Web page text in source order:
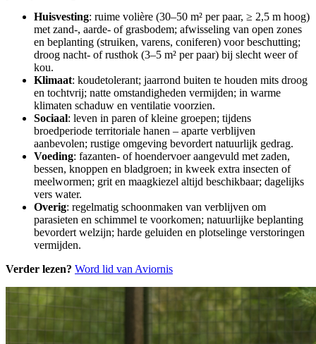
Huisvesting: ruime volière (30–50 m² per paar, ≥ 2,5 m hoog)
met zand-, aarde- of grasbodem; afwisseling van open zones
en beplanting (struiken, varens, coniferen) voor beschutting;
droog nacht- of rusthok (3–5 m² per paar) bij slecht weer of
kou.
Klimaat: koudetolerant; jaarrond buiten te houden mits droog
en tochtvrij; natte omstandigheden vermijden; in warme
klimaten schaduw en ventilatie voorzien.
Sociaal: leven in paren of kleine groepen; tijdens
broedperiode territoriale hanen – aparte verblijven
aanbevolen; rustige omgeving bevordert natuurlijk gedrag.
Voeding: fazanten- of hoendervoer aangevuld met zaden,
bessen, knoppen en bladgroen; in kweek extra insecten of
meelwormen; grit en maagkiezel altijd beschikbaar; dagelijks
vers water.
Overig: regelmatig schoonmaken van verblijven om
parasieten en schimmel te voorkomen; natuurlijke beplanting
bevordert welzijn; harde geluiden en plotselinge verstoringen
vermijden.
Verder lezen? Word lid van Aviornis